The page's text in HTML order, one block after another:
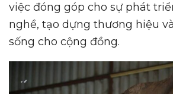
việc đóng góp cho sự phát
nghề, tạo dựng thương hiệu
sống cho cộng đồng.